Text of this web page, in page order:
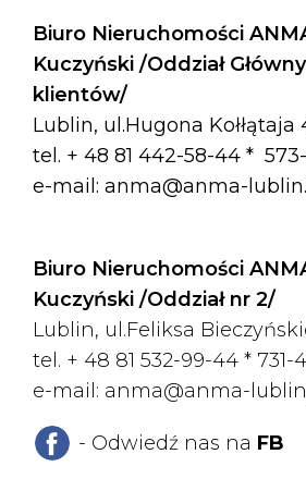
Biuro Nieruchomości
Kuczyński /Oddział
klientów/
Lublin, ul.Hugona Kołłątaja
tel. + 48 81 442-58-44 *
e-mail: anma@anma-
Biuro Nieruchomości
Kuczyński /Oddział nr 2/
Lublin, ul.Feliksa
tel. + 48 81 532-99-44 *
e-mail: anma@anma-
- Odwiedź nas na FB